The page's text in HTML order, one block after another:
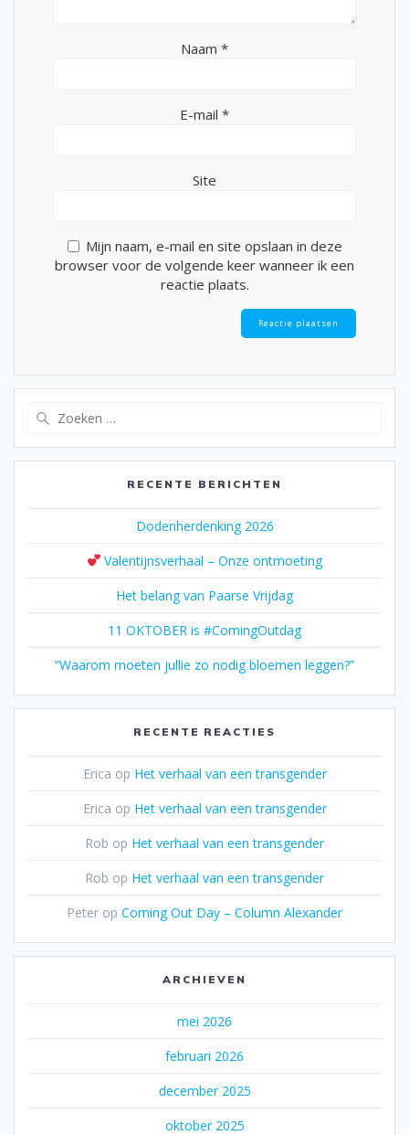
Naam *
E-mail *
Site
Mijn naam, e-mail en site opslaan in deze
browser voor de volgende keer wanneer ik een
reactie plaats.
RECENTE BERICHTEN
Dodenherdenking 2026
Valentijnsverhaal – Onze ontmoeting
Het belang van Paarse Vrijdag
11 OKTOBER is #ComingOutdag
“Waarom moeten jullie zo nodig bloemen leggen?”
RECENTE REACTIES
Erica op Het verhaal van een transgender
Erica op Het verhaal van een transgender
Rob op Het verhaal van een transgender
Rob op Het verhaal van een transgender
Peter op Coming Out Day – Column Alexander
ARCHIEVEN
mei 2026
februari 2026
december 2025
oktober 2025